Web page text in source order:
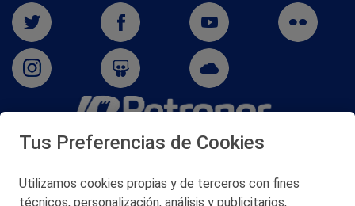
San Martín 5-Edificio Muñatones,
© 2026 Petronor S.A.
Tus Preferencias de Cookies
Utilizamos cookies propias y de terceros con fines
técnicos, personalización, análisis y publicitarios,